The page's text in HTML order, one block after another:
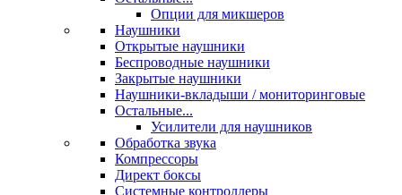
Опции для микшеров
Наушники
Открытые наушники
Беспроводные наушники
Закрытые наушники
Наушники-вкладыши / мониторинговые
Остальные...
Усилители для наушников
Обработка звука
Компрессоры
Директ боксы
Системные контроллеры